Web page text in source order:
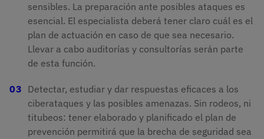
sensibles. La preparación ante posibles ataques es
esencial. El especialista deberá tener claro cuál es el
plan de actuación en caso de que sea necesario.
Llevar a cabo auditorías y consultorías serán parte
de esta función.
Detectar, estudiar y dar respuestas eficaces a los
ciberataques y las posibles amenazas. Sin rodeos, ni
titubeos: tener elaborado y planificado el plan de
prevención permitirá que la brecha de seguridad sea